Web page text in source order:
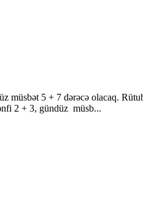
müsbət 5 + 7 dərəcə olacaq.
2 + 3, gündüz müsb...